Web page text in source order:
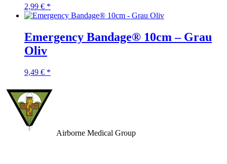
2,99 € *
Emergency Bandage® 10cm – Grau
Oliv
9,49 € *
Airborne Medical Group